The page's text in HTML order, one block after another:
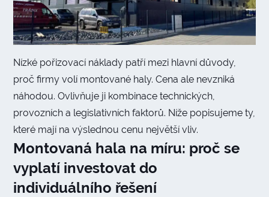
Nízké pořizovací náklady patří mezi hlavní důvody,
proč firmy volí montované haly. Cena ale nevzniká
náhodou. Ovlivňuje ji kombinace technických,
provozních a legislativních faktorů. Níže popisujeme ty,
které mají na výslednou cenu největší vliv.
Montovaná hala na míru: proč se
vyplatí investovat do
individuálního řešení